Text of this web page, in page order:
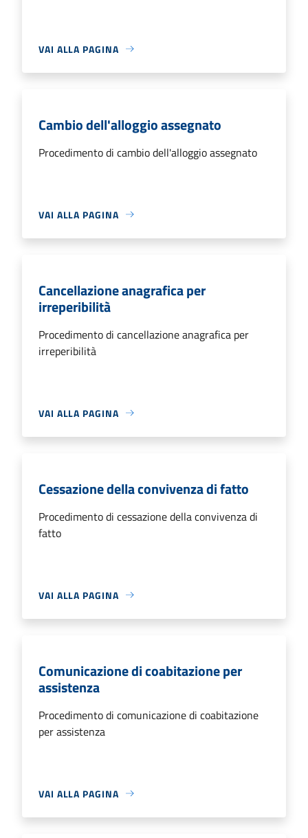
VAI ALLA PAGINA
Cambio dell'alloggio assegnato
Procedimento di cambio dell'alloggio assegnato
VAI ALLA PAGINA
Cancellazione anagrafica per
irreperibilità
Procedimento di cancellazione anagrafica per
irreperibilità
VAI ALLA PAGINA
Cessazione della convivenza di fatto
Procedimento di cessazione della convivenza di
fatto
VAI ALLA PAGINA
Comunicazione di coabitazione per
assistenza
Procedimento di comunicazione di coabitazione
per assistenza
VAI ALLA PAGINA